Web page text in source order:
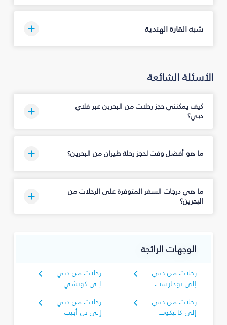
شبه القارة الهندية
الأسئلة الشائعة
كيف يمكنني حجز رحلات من البحرين عبر فلاي
دبي؟
ما هو أفضل وقت لحجز رحلة طيران من البحرين؟
ما هي درجات السفر المتوفرة على الرحلات من
البحرين؟
الوجهات الرائجة
رحلات من دبي
إلى بوخارست
رحلات من دبي
إلى كوتشي
رحلات من دبي
إلى كاليكوت
رحلات من دبي
إلى تل أبيب